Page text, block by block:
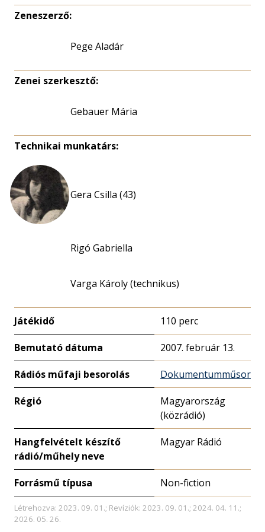
Zeneszerző:
Pege Aladár
Zenei szerkesztő:
Gebauer Mária
Technikai munkatárs:
Gera Csilla (43)
Rigó Gabriella
Varga Károly (technikus)
Játékidő 110 perc
Bemutató dátuma 2007. február 13.
Rádiós műfaji besorolás Dokumentumműsor
Régió
Magyarország
(közrádió)
Hangfelvételt készítő
rádió/műhely neve
Magyar Rádió
Forrásmű típusa Non-fiction
Létrehozva: 2023. 09. 01.; Revíziók: 2023. 09. 01.; 2024. 04. 11.;
2026. 05. 26.